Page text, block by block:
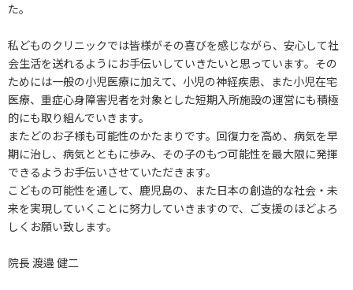
た。
私どものクリニックでは皆様がその喜びを感じながら、安心して社
会生活を送れるようにお手伝いしていきたいと思っています。その
ためには一般の小児医療に加えて、小児の神経疾患、また小児在宅
医療、重症心身障害児者を対象とした短期入所施設の運営にも積極
的にも取り組んでいきます。
またどのお子様も可能性のかたまりです。回復力を高め、病気を早
期に治し、病気とともに歩み、その子のもつ可能性を最大限に発揮
できるようお手伝いさせていただきます。
こどもの可能性を通して、鹿児島の、また日本の創造的な社会・未
来を実現していくことに努力していきますので、ご支援のほどよろ
しくお願い致します。
院長 渡邉 健二